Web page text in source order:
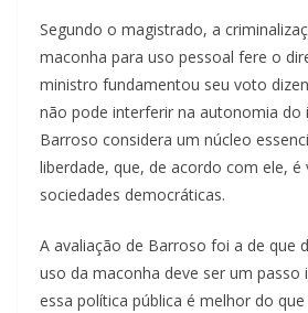
Segundo o magistrado, a
maconha para uso pessoal fere o
ministro fundamentou seu voto
não pode interferir na autonomia do
Barroso considera um núcleo
liberdade, que, de acordo com ele, é
sociedades democráticas.
A avaliação de Barroso foi a de que
uso da maconha deve ser um passo
essa política pública é melhor do